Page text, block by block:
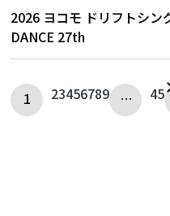
2026 ヨコモ ドリフトシ
DANCE 27th
1 23456789 … 45